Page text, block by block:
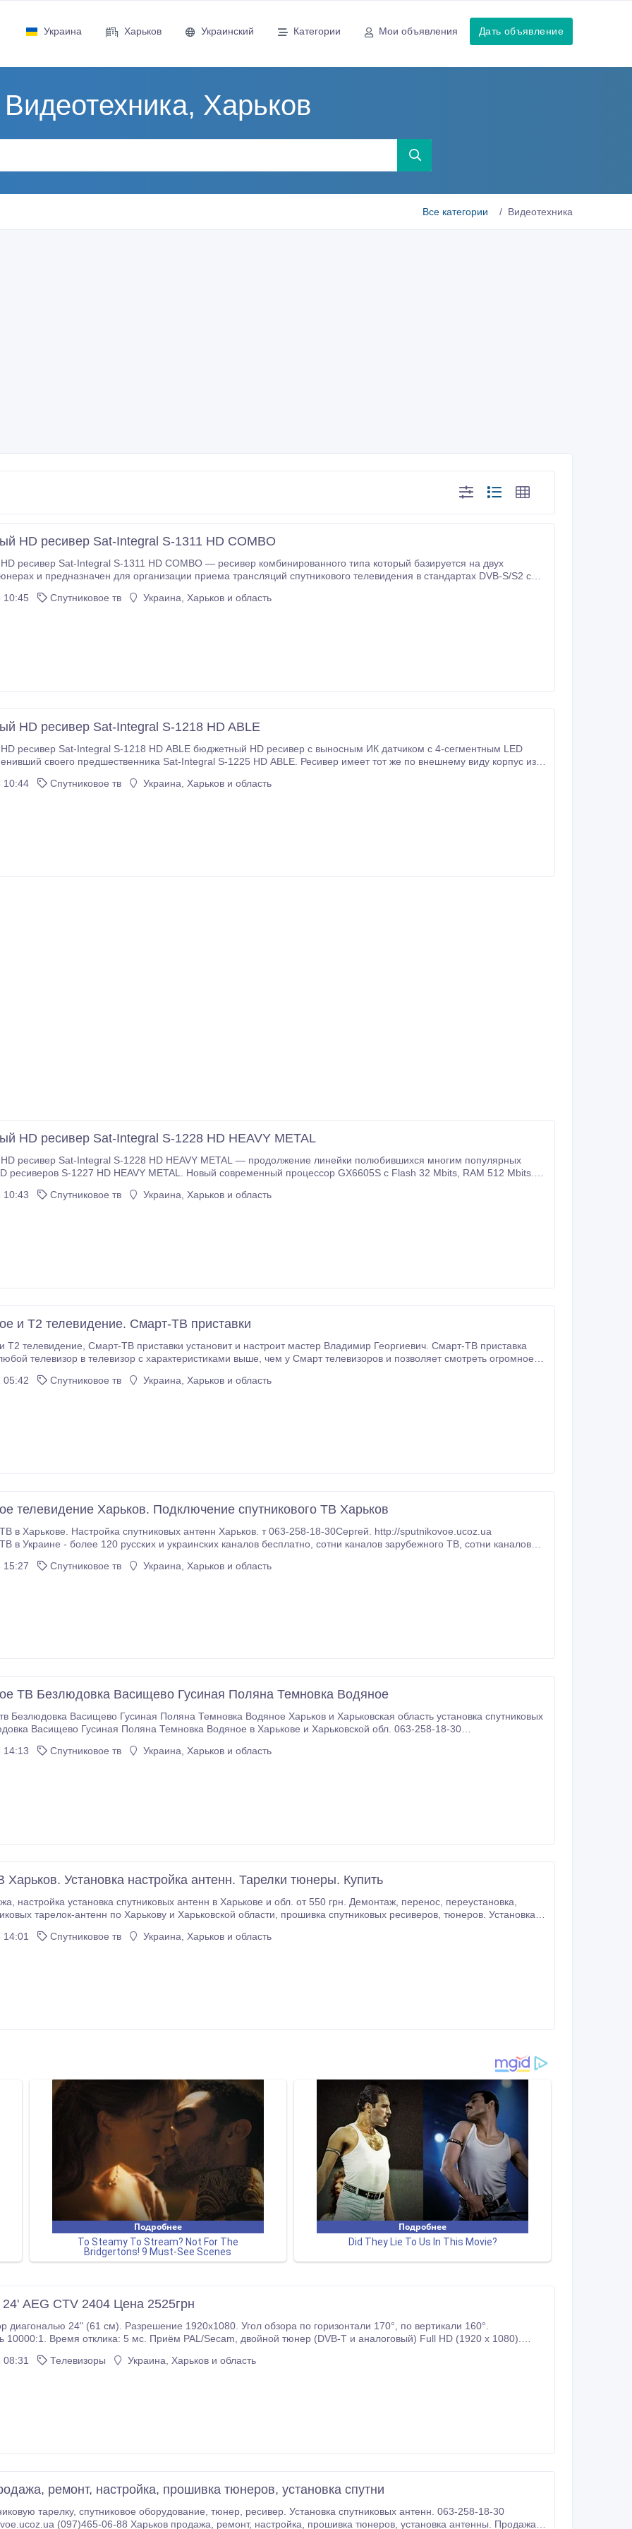
Украина Харьков Украинский Категории Мои объявления Дать объявление
Видеотехника, Харьков
Все категории Видеотехника
HD ресивер Sat-Integral S-1311 HD COMBO
ресивер Sat-Integral S-1311 HD COMBO — ресивер комбинированного типа который базируется на двух
и предназначен для организации приема трансляций спутникового телевидения в стандартах DVB-S/S2 со
в разрешениях SD (до 720p) и HD (до 1080p) и встроенной поддержкой аудио кодека AC3 (Dolby Digital).
10:45 Спутниковое тв Украина, Харьков и область
HD ресивер Sat-Integral S-1218 HD ABLE
ресивер Sat-Integral S-1218 HD ABLE бюджетный HD ресивер с выносным ИК датчиком с 4-сегментным LED
GX6605S и достаточное количество флеш-памяти для хранения прошивки и всех пользовательских настроек.
10:44 Спутниковое тв Украина, Харьков и область
HD ресивер Sat-Integral S-1228 HD HEAVY METAL
ресивер Sat-Integral S-1228 HD HEAVY METAL — продолжение линейки полюбившихся многим популярных
S-1227 HD HEAVY METAL. Новый современный процессор GX6605S с Flash 32 Mbits, RAM 512 Mbits.
10:43
Спутниковое тв Украина, Харьков и область
и Т2 телевидение. Смарт-ТВ приставки
и настроит мастер Владимир Георгиевич. Смарт-ТВ приставка
в телевизор с характеристиками выше, чем у Смарт телевизоров и позволяет смотреть огромное
можно смотреть любые фильмы и сериалы, пользоваться Ютюбом без рекламных вставок, а также
05:42 Спутниковое тв Украина, Харьков и область
телевидение Харьков. Подключение спутникового ТВ Харьков
в Харькове. Настройка спутниковых антенн Харьков. т 063-258-18-30Сергей. http://sputnikovoe.ucoz.ua
- более 120 русских и украинских каналов бесплатно, сотни каналов зарубежного ТВ, сотни каналов
15:27
Спутниковое тв Украина, Харьков и область
ТВ Безлюдовка Васищево Гусиная Поляна Темновка Водяное
Безлюдовка Васищево Гусиная Поляна Темновка Водяное Харьков и Харьковская область установка спутниковых
Васищево Гусиная Поляна Темновка Водяное в Харькове и Харьковской обл. 063-258-18-30
и Харьковской обл! Выбери свою спутниковую антенну дешево - доставим быстро.
14:13 Спутниковое тв Украина, Харьков и область
Харьков. Установка настройка антенн. Тарелки тюнеры. Купить
переустановка,
антенн по Харькову и Харьковской области, прошивка спутниковых ресиверов, тюнеров. Установка
14:01
Спутниковое тв Украина, Харьков и область
AEG CTV 2404 Цена 2525грн
24" (61 см). Разрешение 1920х1080. Угол обзора по горизонтали 170°, по вертикали 160°.
отклика: 5 мс. Приём PAL/Secam, двойной тюнер (DVB-T и аналоговый) Full HD (1920 x 1080).
08:31
Телевизоры Украина, Харьков и область
ремонт, настройка, прошивка тюнеров, установка спутни
тюнер, ресивер. Установка спутниковых антенн. 063-258-18-30
06-88 Харьков продажа, ремонт, настройка, прошивка тюнеров, установка антенны. Продажа